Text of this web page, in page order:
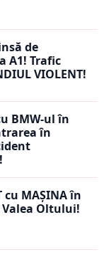
de
A1! Trafic
VIOLENT!
BMW-ul în
în
cu MAȘINA în
Valea Oltului!